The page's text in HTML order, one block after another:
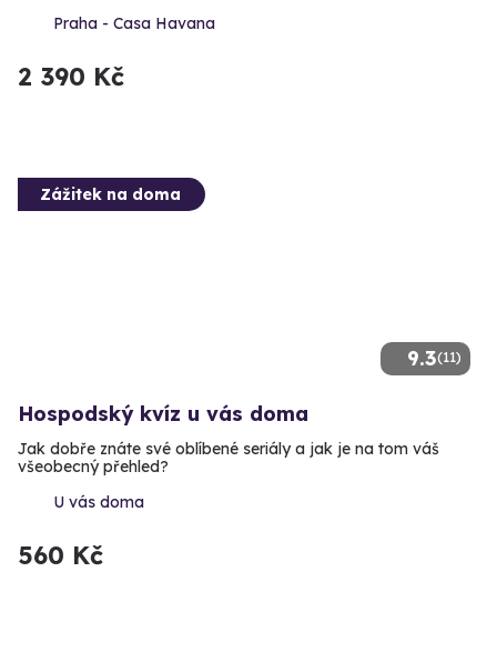
Praha - Casa Havana
2 390 Kč
9.3(11)
Zážitek na doma
Hospodský kvíz u vás doma
Jak dobře znáte své oblíbené seriály a jak je na tom váš
všeobecný přehled?
U vás doma
560 Kč